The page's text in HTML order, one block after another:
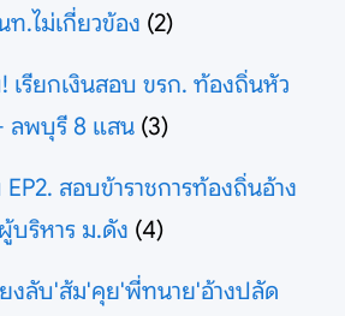
.ไม่เกี่ยวข้อง (2)
เรียกเงินสอบ ขรก. ท้องถิ่นหัว
ลพบุรี 8 แสน (3)
สอบข้าราชการท้องถิ่นอ้าง
บริหาร ม.ดัง (4)
ยงลับ'ส้ม'คุย'พี่ทนาย'อ้างปลัด